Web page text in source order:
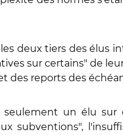
deux tiers des élus
sur certains" de
des reports des
un élu sur
subventions",